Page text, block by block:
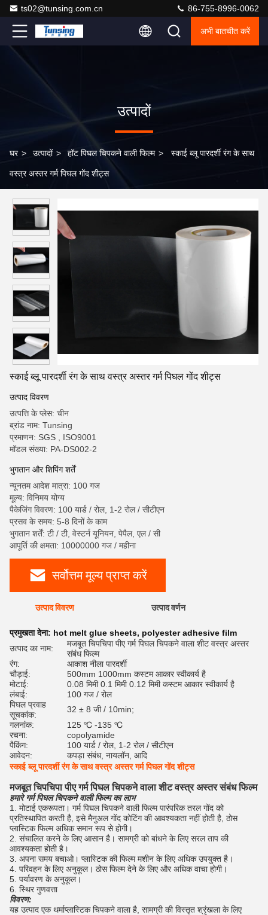
ts02@tunsing.com.cn 86-755-8996-0062
अभी बातचीत करें
उत्पादों
घर > उत्पादों > हॉट पिघल चिपकने वाली फिल्म > स्काई ब्लू पारदर्शी रंग के साथ
वस्त्र अस्तर गर्म पिघल गोंद शीट्स
स्काई ब्लू पारदर्शी रंग के साथ वस्त्र अस्तर गर्म पिघल गोंद शीट्स
उत्पाद विवरण
उत्पत्ति के प्लेस: चीन
ब्रांड नाम: Tunsing
प्रमाणन: SGS , ISO9001
मॉडल संख्या: PA-DS002-2
भुगतान और शिपिंग शर्तें
न्यूनतम आदेश मात्रा: 100 गज
मूल्य: विनिमय योग्य
पैकेजिंग विवरण: 100 यार्ड / रोल, 1-2 रोल / सीटीएन
प्रसव के समय: 5-8 दिनों के काम
भुगतान शर्तें: टी / टी, वेस्टर्न यूनियन, पेपैल, एल / सी
आपूर्ति की क्षमता: 10000000 गज / महीना
सर्वोत्तम मूल्य प्राप्त करें
उत्पाद विवरण उत्पाद वर्णन
प्रमुखता देना: hot melt glue sheets, polyester adhesive film
उत्पाद का नाम:
मजबूत चिपचिपा पीए गर्म पिघल चिपकने वाला शीट वस्त्र अस्तर
संबंध फिल्म
रंग:
आकाश नीला पारदर्शी
चौड़ाई:
500mm 1000mm कस्टम आकार स्वीकार्य है
मोटाई:
0.08 मिमी 0.1 मिमी 0.12 मिमी कस्टम आकार स्वीकार्य है
लंबाई:
100 गज / रोल
पिघल प्रवाह
सूचकांक:
32 ± 8 जी / 10min;
गलनांक:
125 ℃ -135 ℃
रचना:
copolyamide
पैकिंग:
100 यार्ड / रोल, 1-2 रोल / सीटीएन
आवेदन:
कपड़ा संबंध, नायलॉन, आदि
स्काई ब्लू पारदर्शी रंग के साथ वस्त्र अस्तर गर्म पिघल गोंद शीट्स
मजबूत चिपचिपा पीए गर्म पिघल चिपकने वाला शीट वस्त्र अस्तर संबंध फिल्म
हमारे गर्म पिघल चिपकने वाली फिल्म का लाभ
1. मोटाई एकरूपता। गर्म पिघल चिपकने वाली फिल्म पारंपरिक तरल गोंद को
प्रतिस्थापित करती है, इसे मैनुअल गोंद कोटिंग की आवश्यकता नहीं होती है, ठोस
प्लास्टिक फिल्म अधिक समान रूप से होगी।
2. संचालित करने के लिए आसान है। सामग्री को बांधने के लिए सरल ताप की
आवश्यकता होती है।
3. अपना समय बचाओ। प्लास्टिक की फिल्म मशीन के लिए अधिक उपयुक्त है।
4. परिवहन के लिए अनुकूल। ठोस फिल्म देने के लिए और अधिक वाचा होगी।
5. पर्यावरण के अनुकूल।
6. स्थिर गुणवत्ता
विवरण:
यह उत्पाद एक थर्माप्लास्टिक चिपकने वाला है, सामग्री की विस्तृत श्रृंखला के लिए